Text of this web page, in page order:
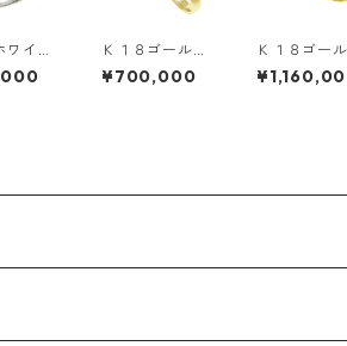
ワイト
６ｍ
丸リン
Ｋ１８ゴール
ド・ペアリン
グ・４ｍｍ幅・
¥700,000
Ｋ１８ゴール
ド・ペアリン
グ・６ｍｍ